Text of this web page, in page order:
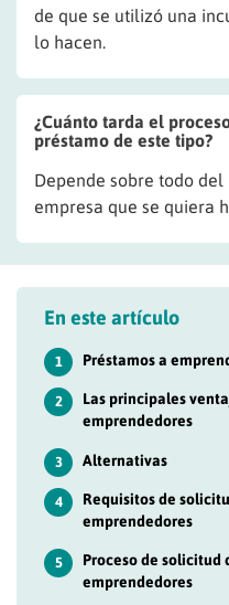
de que se utilizó una
lo hacen.
¿Cuánto tarda el
préstamo de este tipo?
Depende sobre todo
empresa que se quiera
En este artículo
1 Préstamos a
2
Las principales
emprendedores
3 Alternativas
4
Requisitos de
emprendedores
5
Proceso de solicitud
emprendedores